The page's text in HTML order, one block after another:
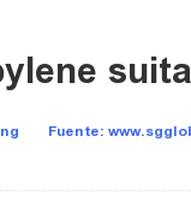
Fuente: